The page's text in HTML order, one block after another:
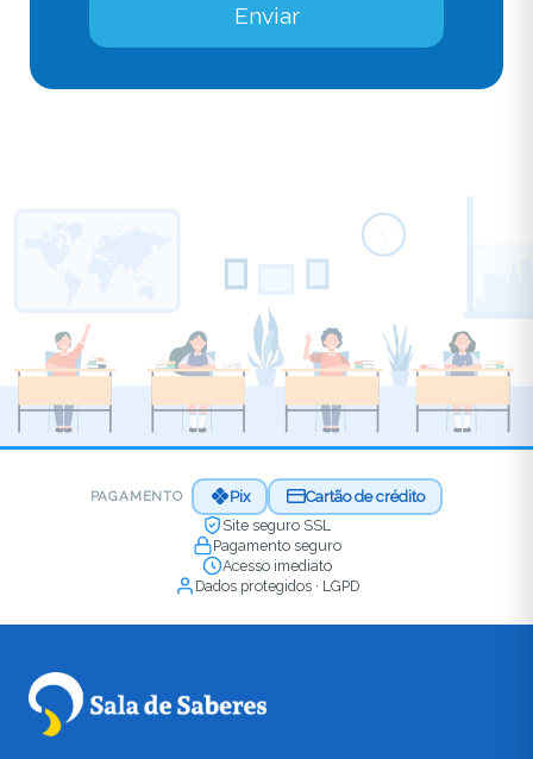
Enviar
PAGAMENTO Pix
Cartão de crédito
Site seguro SSL
Pagamento seguro
Acesso imediato
Dados protegidos · LGPD